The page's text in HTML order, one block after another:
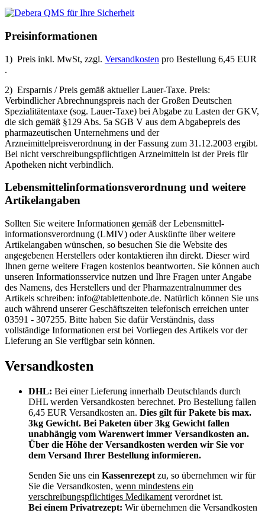
Preisinformationen
1) Preis inkl. MwSt, zzgl. Versandkosten pro Bestellung 6,45 EUR
.
2) Ersparnis / Preis gemäß aktueller Lauer-Taxe. Preis:
Verbindlicher Abrechnungspreis nach der Großen Deutschen
Spezialitätentaxe (sog. Lauer-Taxe) bei Abgabe zu Lasten der GKV,
die sich gemäß §129 Abs. 5a SGB V aus dem Abgabepreis des
pharmazeutischen Unternehmens und der
Arzneimittelpreisverordnung in der Fassung zum 31.12.2003 ergibt.
Bei nicht verschreibungspflichtigen Arzneimitteln ist der Preis für
Apotheken nicht verbindlich.
Lebensmittel­informations­verordnung und weitere
Artikelangaben
Sollten Sie weitere Informationen gemäß der Lebensmittel­
informations­verordnung (LMIV) oder Auskünfte über weitere
Artikelangaben wünschen, so besuchen Sie die Website des
angegebenen Herstellers oder kontaktieren ihn direkt. Dieser wird
Ihnen gerne weitere Fragen kostenlos beantworten. Sie können auch
unseren Informationsservice nutzen und Ihre Fragen unter Angabe
des Namens, des Herstellers und der Pharmazentralnummer des
Artikels schreiben: info@tablettenbote.de. Natürlich können Sie uns
auch während unserer Geschäftszeiten telefonisch erreichen unter
03591 - 307255. Bitte haben Sie dafür Verständnis, dass
vollständige Informationen erst bei Vorliegen des Artikels vor der
Lieferung an Sie verfügbar sein können.
Versandkosten
DHL: Bei einer Lieferung innerhalb Deutschlands durch
DHL werden Versandkosten berechnet. Pro Bestellung fallen
6,45 EUR Versandkosten an. Dies gilt für Pakete bis max.
3kg Gewicht. Bei Paketen über 3kg Gewicht fallen
unabhängig vom Warenwert immer Versandkosten an.
Über die Höhe der Versandkosten werden wir Sie vor
dem Versand Ihrer Bestellung informieren.
Senden Sie uns ein Kassenrezept zu, so übernehmen wir für
Sie die Versandkosten, wenn mindestens ein
verschreibungspflichtiges Medikament verordnet ist.
Bei einem Privatrezept: Wir übernehmen die Versandkosten